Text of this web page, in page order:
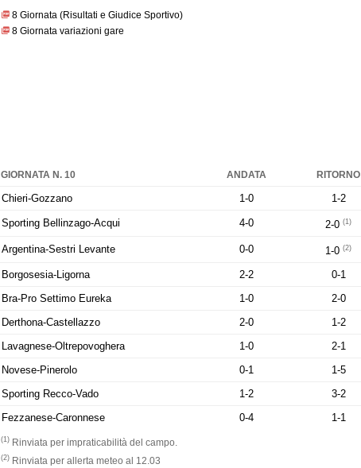
8 Giornata (Risultati e Giudice Sportivo)
8 Giornata variazioni gare
GIORNATA N. 10 ANDATA RITORNO
Chieri-Gozzano 1-0 1-2
Sporting Bellinzago-Acqui 4-0 2-0(1)
Argentina-Sestri Levante 0-0 1-0(2)
Borgosesia-Ligorna 2-2
0-1
Bra-Pro Settimo Eureka
1-0
2-0
Derthona-Castellazzo
2-0
1-2
Lavagnese-Oltrepovoghera
1-0
2-1
Novese-Pinerolo
0-1
1-5
Sporting Recco-Vado
1-2
3-2
Fezzanese-Caronnese
0-4 1-1
(1) Rinviata per impraticabilità del campo.
(2) Rinviata per allerta meteo al 12.03